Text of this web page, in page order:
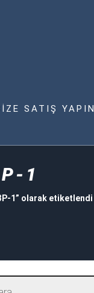
SATIŞ YAPIN
1
1” olarak etiketlendi